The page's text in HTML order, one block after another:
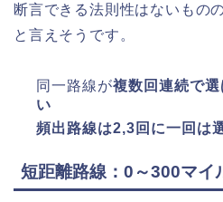
断言できる法則性はないもの
と言えそうです。
同一路線が複数回連続で
い
頻出路線は2,3回に一回は
短距離路線：0～300マイ